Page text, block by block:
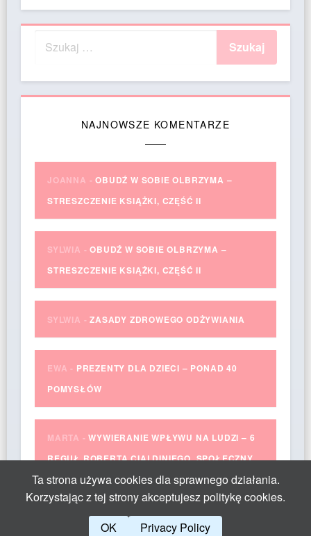
NAJNOWSZE KOMENTARZE
JOANNA -OBUDŹ W SOBIE OLBRZYMA –
STRESZCZENIE KSIĄŻKI, CZĘŚĆ II
SYLWIA -OBUDŹ W SOBIE OLBRZYMA –
STRESZCZENIE KSIĄŻKI, CZĘŚĆ II
SYLWIA -ZASADY ZDROWEGO ODŻYWIANIA
EWA - PREZENTY DLA DZIECI – PONAD 40
POMYSŁÓW
MARTA -WYWIERANIE WPŁYWU NA LUDZI – 6
REGUŁ ROBERTA CIALDINIEGO. SPOŁECZNY
DOWÓD SŁUSZNOŚCI
Ta strona używa cookies dla sprawnego działania.
Korzystając z tej strony akceptujesz politykę cookies.
OK
Privacy Policy